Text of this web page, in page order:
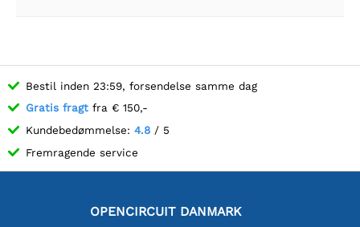
Bestil inden 23:59, forsendelse samme dag
Gratis fragt fra € 150,-
Kundebedømmelse: 4.8 / 5
Fremragende service
OPENCIRCUIT DANMARK